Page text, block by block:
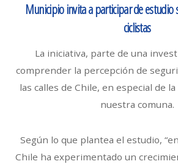
Municipio invita a participar de estudio
ciclistas
La iniciativa, parte de una
comprender la percepción de
las calles de Chile, en especial de
nuestra comuna.
Según lo que plantea el estudio,
Chile ha experimentado un